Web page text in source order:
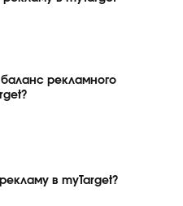
баланс рекламного
в myTarget?